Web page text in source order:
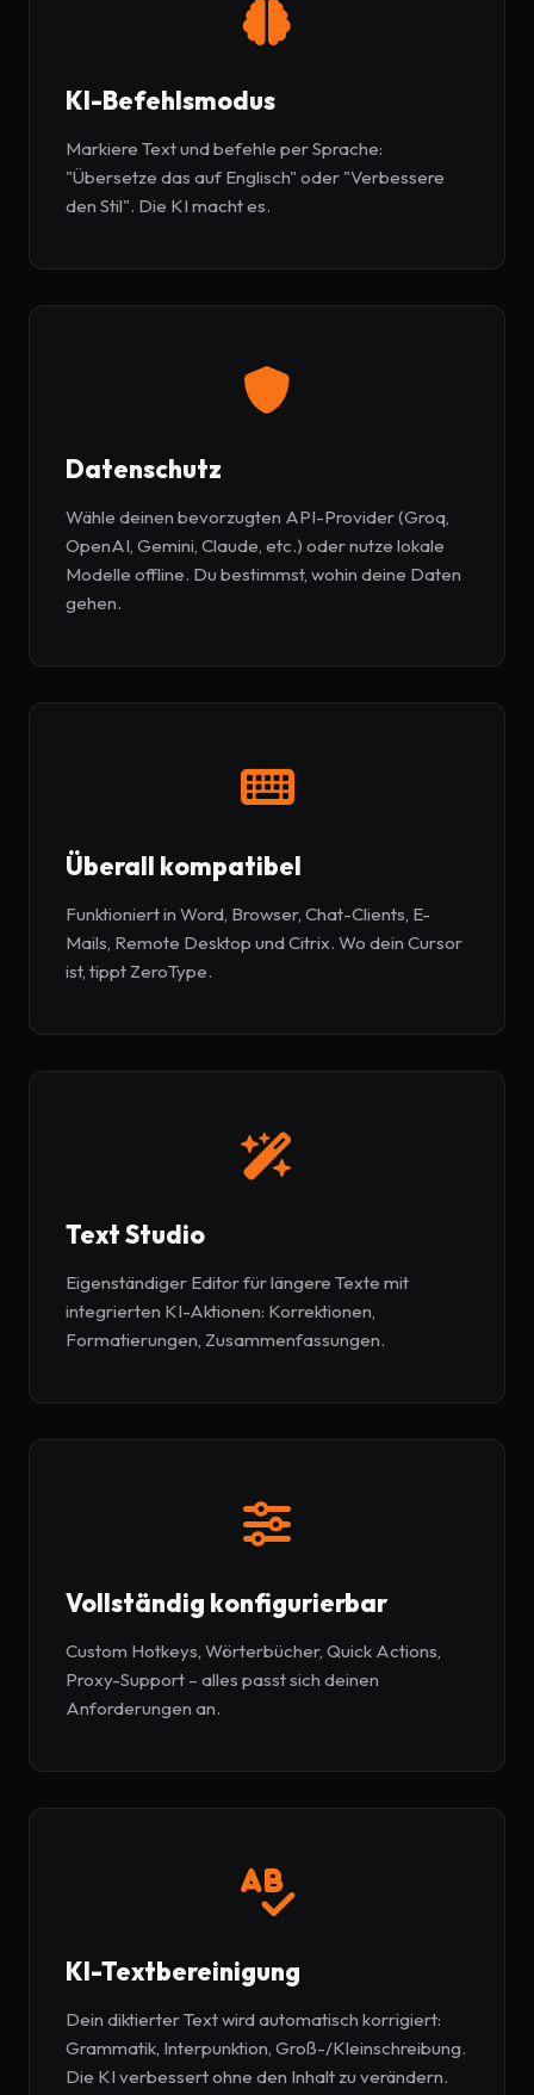
KI-Befehlsmodus
Markiere Text und befehle per Sprache:
"Übersetze das auf Englisch" oder "Verbessere
den Stil". Die KI macht es.
Datenschutz
Wähle deinen bevorzugten API-Provider (Groq,
OpenAI, Gemini, Claude, etc.) oder nutze lokale
Modelle offline. Du bestimmst, wohin deine Daten
gehen.
Überall kompatibel
Funktioniert in Word, Browser, Chat-Clients, E-
Mails, Remote Desktop und Citrix. Wo dein Cursor
ist, tippt ZeroType.
Text Studio
Eigenständiger Editor für längere Texte mit
integrierten KI-Aktionen: Korrektionen,
Formatierungen, Zusammenfassungen.
Vollständig konfigurierbar
Custom Hotkeys, Wörterbücher, Quick Actions,
Proxy-Support – alles passt sich deinen
Anforderungen an.
KI-Textbereinigung
Dein diktierter Text wird automatisch korrigiert:
Grammatik, Interpunktion, Groß-/Kleinschreibung.
Die KI verbessert ohne den Inhalt zu verändern.